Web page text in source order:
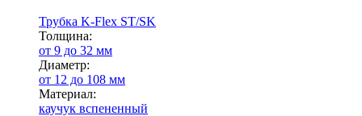
Трубка K-Flex ST/SK
Тол­щи­на:
от 9 до 32 мм
Диаметр:
от 12 до 108 мм
Ма­­те­­ри­­ал:
каучук вспененный